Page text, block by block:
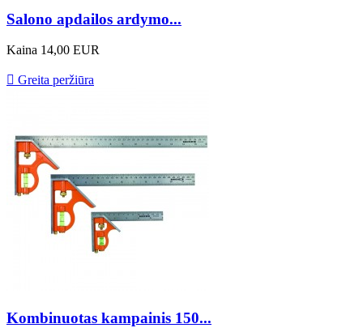
Salono apdailos ardymo...
Kaina 14,00 EUR
 Greita peržiūra
Kombinuotas kampainis 150...